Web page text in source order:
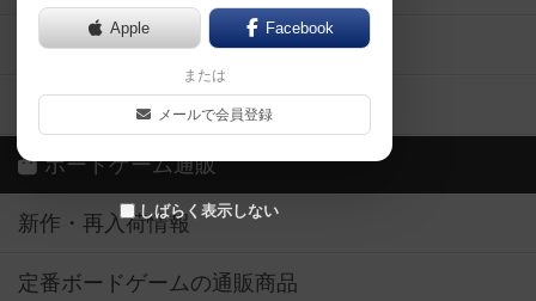
Apple Facebook
または
メールで会員登録
しばらく表示しない
ボードゲーム業界コラム
ボドゲーマご利用案内
ボードゲーム通販
新作・再入荷情報
定番ボードゲームの通販商品